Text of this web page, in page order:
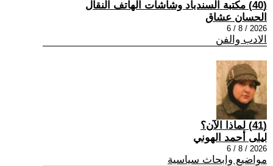
(40) مكتبة السندباد وشاشات الهاتف النقال
الحسان عشاق
2026 / 8 / 6
الادب والفن
(41) لماذا الآن؟
ليلى أحمد الهوني
2026 / 8 / 6
مواضيع وابحاث سياسية